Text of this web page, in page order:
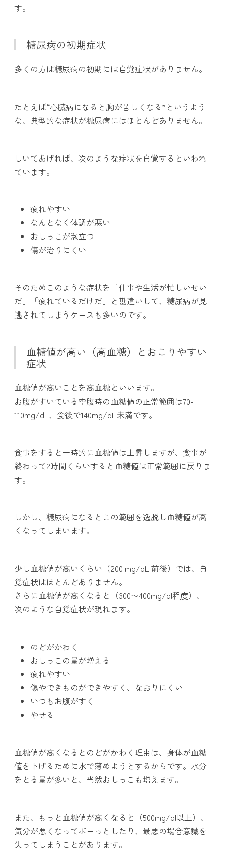
す。
糖尿病の初期症状
多くの方は糖尿病の初期には自覚症状がありません。
たとえば“心臓病になると胸が苦しくなる”というよう
な、典型的な症状が糖尿病にはほとんどありません。
しいてあげれば、次のような症状を自覚するといわれ
ています。
疲れやすい
なんとなく体調が悪い
おしっこが泡立つ
傷が治りにくい
そのためこのような症状を「仕事や生活が忙しいせい
だ」「疲れているだけだ」と勘違いして、糖尿病が見
逃されてしまうケースも多いのです。
血糖値が高い（高血糖）とおこりやすい
症状
血糖値が高いことを高血糖といいます。
お腹がすいている空腹時の血糖値の正常範囲は70-
110mg/dL、食後で140mg/dL未満です。
食事をすると一時的に血糖値は上昇しますが、食事が
終わって2時間くらいすると血糖値は正常範囲に戻りま
す。
しかし、糖尿病になるとこの範囲を逸脱し血糖値が高
くなってしまいます。
少し血糖値が高いくらい（200 mg/dL 前後）では、自
覚症状はほとんどありません。
さらに血糖値が高くなると（300〜400mg/dl程度）、
次のような自覚症状が現れます。
のどがかわく
おしっこの量が増える
疲れやすい
傷やできものができやすく、なおりにくい
いつもお腹がすく
やせる
血糖値が高くなるとのどがかわく理由は、身体が血糖
値を下げるために水で薄めようとするからです。水分
をとる量が多いと、当然おしっこも増えます。
また、もっと血糖値が高くなると（500mg/dl以上）、
気分が悪くなってボーっとしたり、最悪の場合意識を
失ってしまうことがあります。